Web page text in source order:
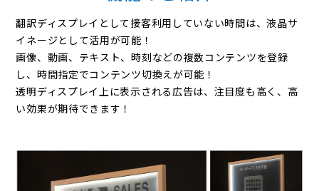
翻訳ディスプレイとして接客利用していない時間は、液晶サ
イネージとして活用が可能！
画像、動画、テキスト、時刻などの複数コンテンツを登録
し、時間指定でコンテンツ切換えが可能！
透明ディスプレイ上に表示される広告は、注目度も高く、高
い効果が期待できます！